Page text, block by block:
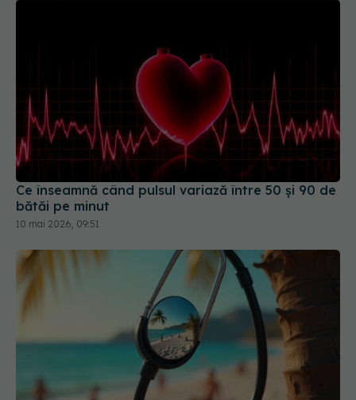
Ce înseamnă când pulsul variază între 50 și 90 de
bătăi pe minut
10 mai 2026, 09:51